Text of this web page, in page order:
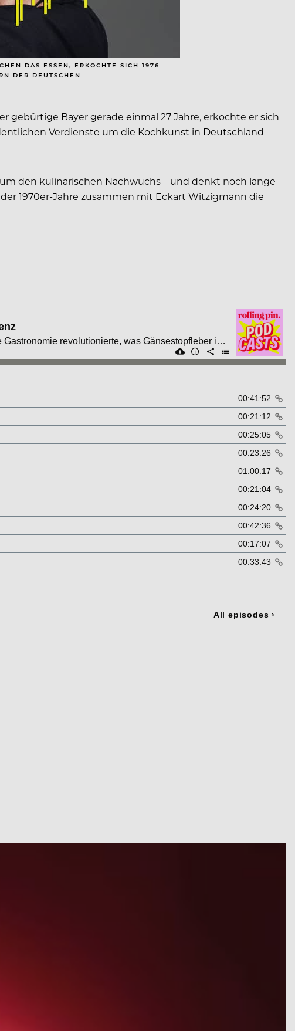
DAS ESSEN, ERKOCHTE SICH 1976
DER DEUTSCHEN (
gebürtige Bayer gerade einmal 27 Jahre, erkochte er sich
Verdienste um die Kochkunst in Deutschland
den kulinarischen Nachwuchs – und denkt noch lange
1970er-Jahre zusammen mit Eckart Witzigmann die